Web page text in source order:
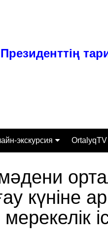
бұқаралық
қамту
экскурсия OrtalyqTV
күніне